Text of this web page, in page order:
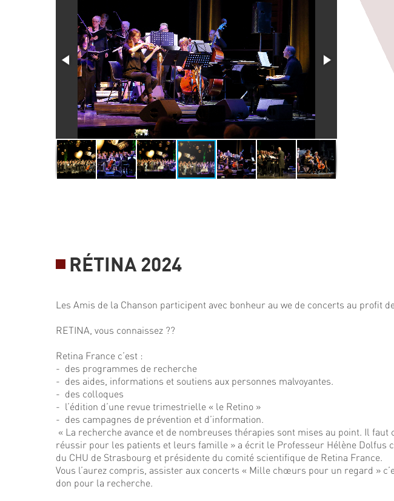
RÉTINA 2024
Les Amis de la Chanson participent avec bonheur au we de concerts au profit
RETINA, vous connaissez ??
Retina France c’est :
- des programmes de recherche
- des aides, informations et soutiens aux personnes malvoyantes.
- des colloques
- l’édition d’une revue trimestrielle « le Retino »
- des campagnes de prévention et d’information.
« La recherche avance et de nombreuses thérapies sont mises au point. Il
réussir pour les patients et leurs famille » a écrit le Professeur Hélène Dolfus
du CHU de Strasbourg et présidente du comité scientifique de Retina France.
Vous l’aurez compris, assister aux concerts « Mille chœurs pour un regard »
don pour la recherche.